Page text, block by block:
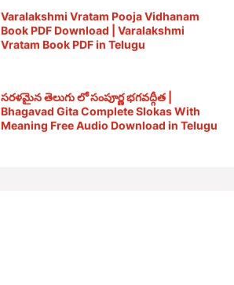
Varalakshmi Vratam Pooja Vidhanam
Book PDF Download | Varalakshmi
Vratam Book PDF in Telugu
సరళమైన తెలుగు లో సంపూర్ణ భగవద్గీత |
Bhagavad Gita Complete Slokas With
Meaning Free Audio Download in Telugu